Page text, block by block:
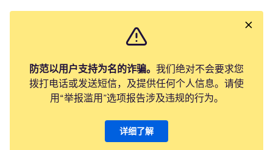
防范以用户支持为名的诈骗。 我们绝对不会要求您
拨打电话或发送短信，及提供任何个人信息。请使
用“举报滥用”选项报告涉及违规的行为。
详细了解